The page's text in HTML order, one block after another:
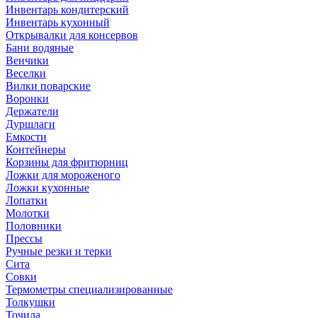
Инвентарь кондитерский
Инвентарь кухонный
Открывалки для консервов
Бани водяные
Венчики
Веселки
Вилки поварские
Воронки
Держатели
Дуршлаги
Емкости
Контейнеры
Корзины для фритюрниц
Ложки для мороженого
Ложки кухонные
Лопатки
Молотки
Половники
Прессы
Ручные резки и терки
Сита
Совки
Термометры специализированные
Толкушки
Точила